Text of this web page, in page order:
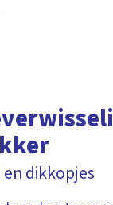
dikkopjes